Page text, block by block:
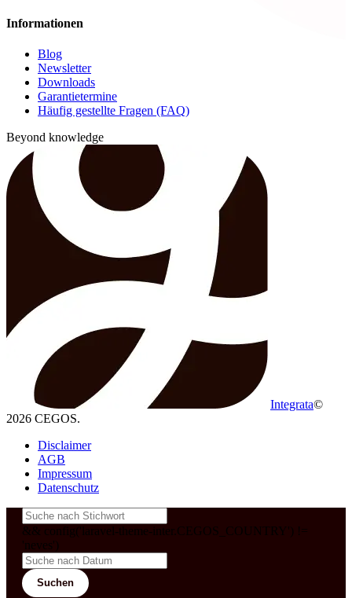
Informationen
Blog
Newsletter
Downloads
Garantietermine
Häufig gestellte Fragen (FAQ)
Beyond knowledge
Integrata©
2026 CEGOS.
Disclaimer
AGB
Impressum
Datenschutz
&& config('laravel-theme-inter.CEGOS_COUNTRY') !=
'neves')
Suchen